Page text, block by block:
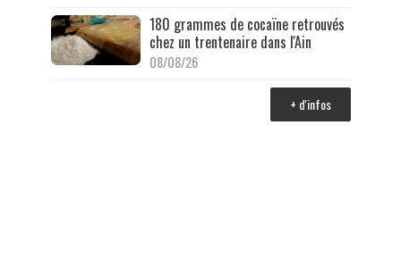
180 grammes de cocaïne retrouvés
chez un trentenaire dans l'Ain
08/08/26
+ d'infos